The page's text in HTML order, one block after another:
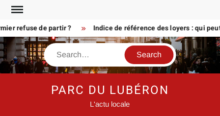
Skip
contentrefuse de partir ? Indice de référence des loyers : qui
Search
PARC DU LUBÉRON
L'actu locale